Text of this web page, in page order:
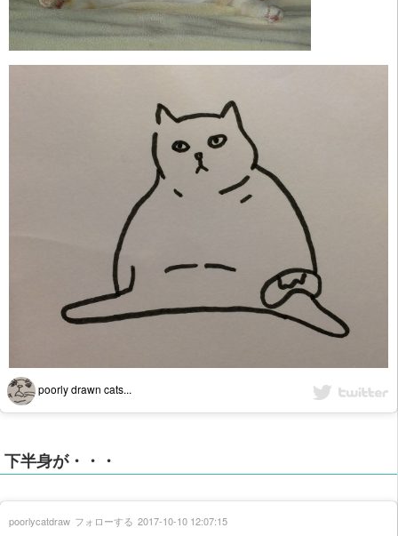
poorly drawn cats...
下半身が・・・
poorlycatdraw フォローする 2017-10-10 12:07:15